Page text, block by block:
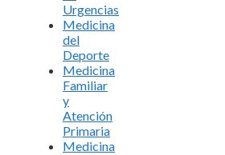
Urgencias
Medicina
del
Deporte
Medicina
Familiar
y
Atención
Primaria
Medicina